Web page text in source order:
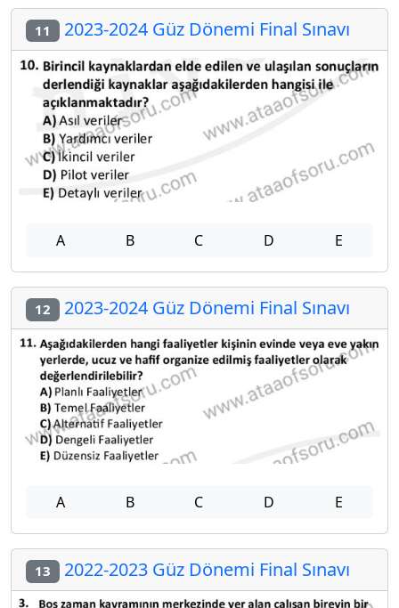
11 2023-2024 Güz Dönemi Final Sınavı
A B C D E
12 2023-2024 Güz Dönemi Final Sınavı
A B C D E
13 2022-2023 Güz Dönemi Final Sınavı